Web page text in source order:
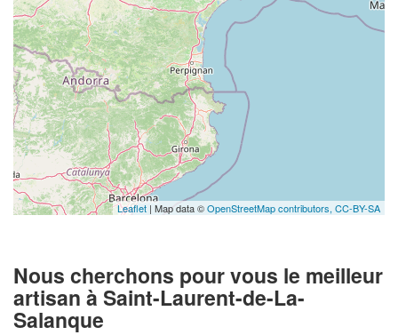
Leaflet | Map data ©OpenStreetMap contributors, CC-BY-SA
Nous cherchons pour vous le meilleur
artisan à Saint-Laurent-de-La-
Salanque